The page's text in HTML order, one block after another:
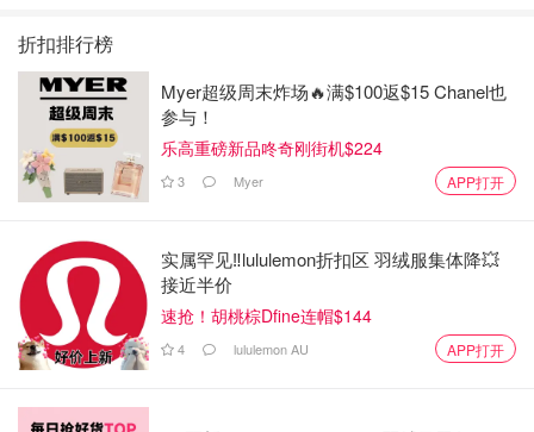
折扣排行榜
Myer超级周末炸场🔥满$100返$15 Chanel也
参与！
乐高重磅新品咚奇刚街机$224
3 Myer APP打开
实属罕见‼️lululemon折扣区 羽绒服集体降💥
接近半价
速抢！胡桃棕Dfine连帽$144
4 lululemon AU APP打开